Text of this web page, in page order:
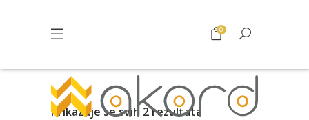
0
Prikazuje se svih 2 rezultata